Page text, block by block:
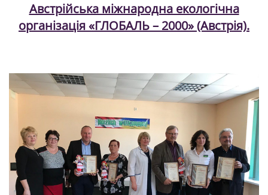
Австрійська міжнародна екологічна
організація «ГЛОБАЛЬ – 2000» (Австрія).